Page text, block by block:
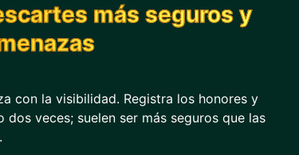
más seguros y
con la visibilidad. Registra los honores y
dos veces; suelen ser más seguros que las